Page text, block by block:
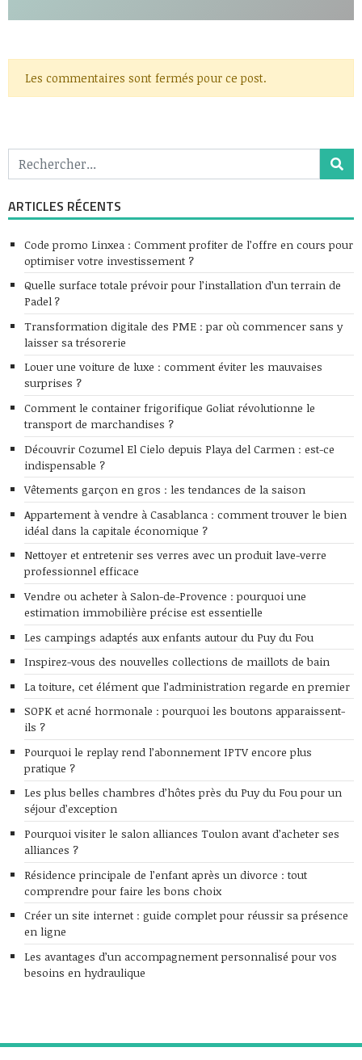
Les commentaires sont fermés pour ce post.
ARTICLES RÉCENTS
Code promo Linxea : Comment profiter de l’offre en cours pour
optimiser votre investissement ?
Quelle surface totale prévoir pour l’installation d’un terrain de
Padel ?
Transformation digitale des PME : par où commencer sans y
laisser sa trésorerie
Louer une voiture de luxe : comment éviter les mauvaises
surprises ?
Comment le container frigorifique Goliat révolutionne le
transport de marchandises ?
Découvrir Cozumel El Cielo depuis Playa del Carmen : est-ce
indispensable ?
Vêtements garçon en gros : les tendances de la saison
Appartement à vendre à Casablanca : comment trouver le bien
idéal dans la capitale économique ?
Nettoyer et entretenir ses verres avec un produit lave-verre
professionnel efficace
Vendre ou acheter à Salon-de-Provence : pourquoi une
estimation immobilière précise est essentielle
Les campings adaptés aux enfants autour du Puy du Fou
Inspirez-vous des nouvelles collections de maillots de bain
La toiture, cet élément que l’administration regarde en premier
SOPK et acné hormonale : pourquoi les boutons apparaissent-
ils ?
Pourquoi le replay rend l’abonnement IPTV encore plus
pratique ?
Les plus belles chambres d’hôtes près du Puy du Fou pour un
séjour d’exception
Pourquoi visiter le salon alliances Toulon avant d’acheter ses
alliances ?
Résidence principale de l’enfant après un divorce : tout
comprendre pour faire les bons choix
Créer un site internet : guide complet pour réussir sa présence
en ligne
Les avantages d’un accompagnement personnalisé pour vos
besoins en hydraulique